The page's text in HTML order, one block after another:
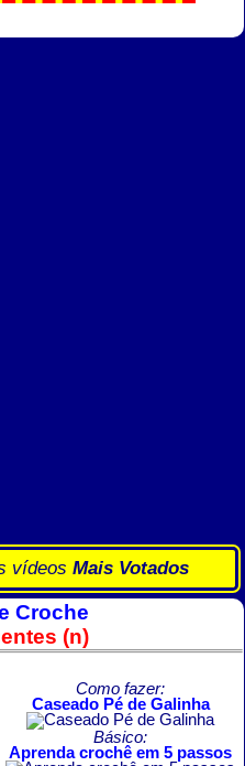
vídeos Mais Votados
Croche
(n)
Como fazer:
Caseado Pé de Galinha
Básico:
Aprenda crochê em 5 passos